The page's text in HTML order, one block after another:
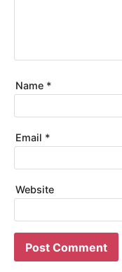
Name *
Email *
Website